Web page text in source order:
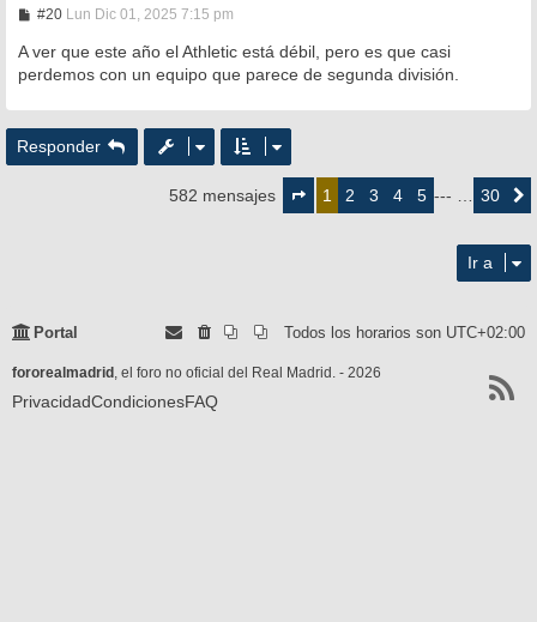
#20M
n
s
a
e
Lun Dic 01, 2025 7:15 pm
A ver que este año el Athletic está débil, pero es que casi
perdemos con un equipo que parece de segunda división.
Responder
582 mensajes
Página
de
1 2 3 4 5 --- … 30
Ir a
Portal Todos los horarios son UTC+02:00
fororealmadrid , el foro no oficial del Real Madrid. - 2026
PrivacidadCondicionesFAQ